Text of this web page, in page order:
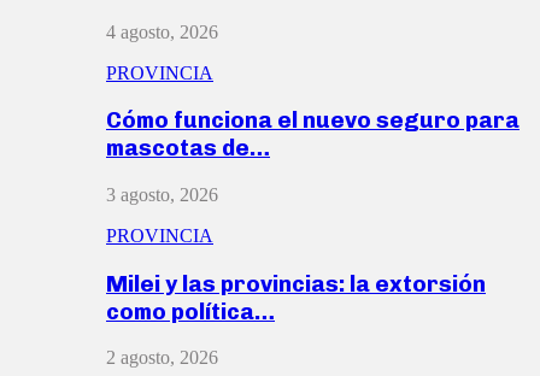
4 agosto, 2026
PROVINCIA
Cómo funciona el nuevo seguro para
mascotas de…
3 agosto, 2026
PROVINCIA
Milei y las provincias: la extorsión
como política…
2 agosto, 2026